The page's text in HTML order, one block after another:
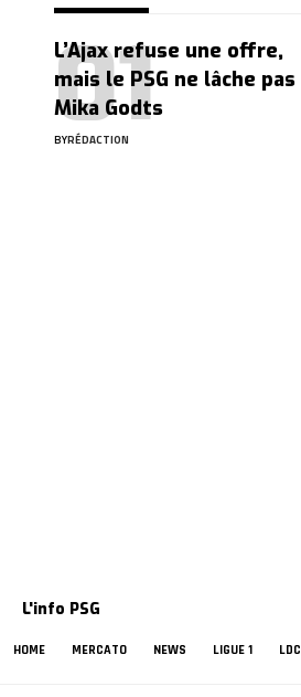
L’Ajax refuse une offre,
mais le PSG ne lâche pas
Mika Godts
BYRÉDACTION
L'info PSG
HOME MERCATO NEWS LIGUE 1 LDC